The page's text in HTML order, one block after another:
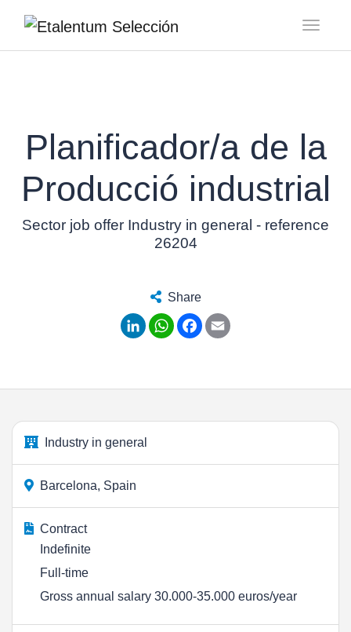
Planificador/a de la
Producció industrial
Sector job offer Industry in general - reference
26204
Share
LinkedInWhatsApp
Facebook
Industry in general
Barcelona, Spain
Contract
Indefinite
Full-time
Gross annual salary 30.000-35.000 euros/year